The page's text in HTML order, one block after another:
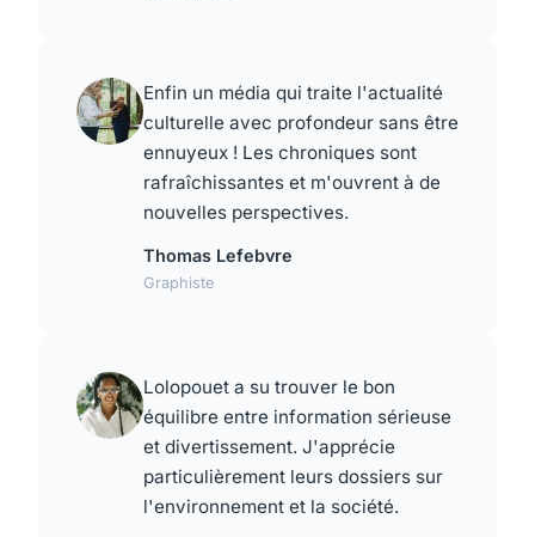
Enfin un média qui traite l'actualité
culturelle avec profondeur sans être
ennuyeux ! Les chroniques sont
rafraîchissantes et m'ouvrent à de
nouvelles perspectives.
Thomas Lefebvre
Graphiste
Lolopouet a su trouver le bon
équilibre entre information sérieuse
et divertissement. J'apprécie
particulièrement leurs dossiers sur
l'environnement et la société.